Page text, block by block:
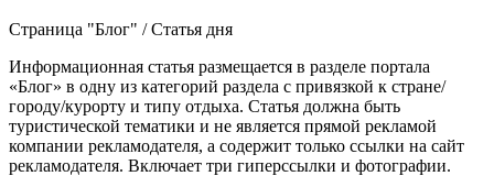
Страница "Блог" / Статья дня
Информационная статья размещается в разделе портала
«Блог» в одну из категорий раздела с привязкой к стране/
городу/курорту и типу отдыха. Статья должна быть
туристической тематики и не является прямой рекламой
компании рекламодателя, а содержит только ссылки на сайт
рекламодателя. Включает три гиперссылки и фотографии.